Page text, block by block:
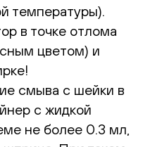
температуры).
в точке отлома
цветом) и
смыва с шейки в
с жидкой
не более 0.3 мл,